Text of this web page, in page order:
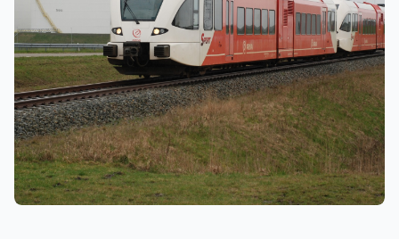
NVBS
Wegwijzer
Mijn
NVBS